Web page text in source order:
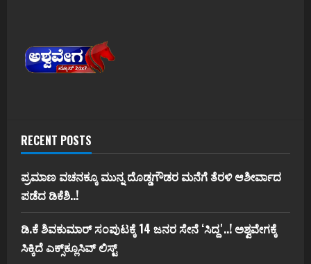
RECENT POSTS
ಪ್ರಮಾಣ ವಚನಕ್ಕೂ ಮುನ್ನ ದೊಡ್ಡಗೌಡರ ಮನೆಗೆ ತೆರಳಿ ಆಶೀರ್ವಾದ
ಪಡೆದ ಡಿಕೆಶಿ..!
ಡಿ.ಕೆ ಶಿವಕುಮಾರ್‌ ಸಂಪುಟಕ್ಕೆ 14 ಜನರ ಸೇನೆ ʻಸಿದ್ದʼ..! ಅಶ್ವವೇಗಕ್ಕೆ
ಸಿಕ್ಕಿದೆ ಎಕ್ಸ್‌ಕ್ಲೂಸಿವ್‌ ಲಿಸ್ಟ್‌